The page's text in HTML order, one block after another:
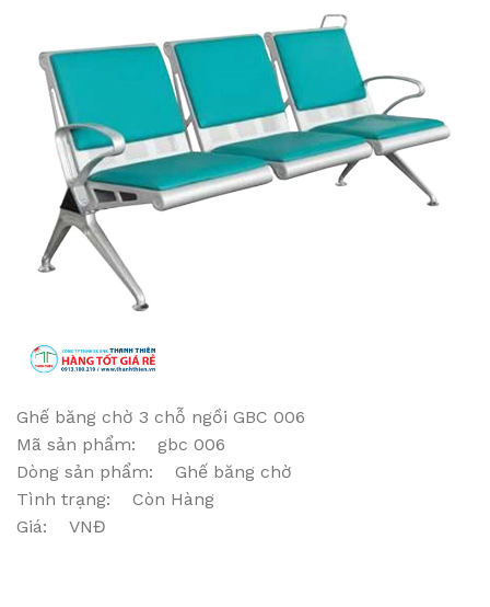
Ghế băng chờ 3 chỗ ngồi GBC 006
Mã sản phẩm: gbc 006
Dòng sản phẩm: Ghế băng chờ
Tình trạng: Còn Hàng
Giá: VNĐ